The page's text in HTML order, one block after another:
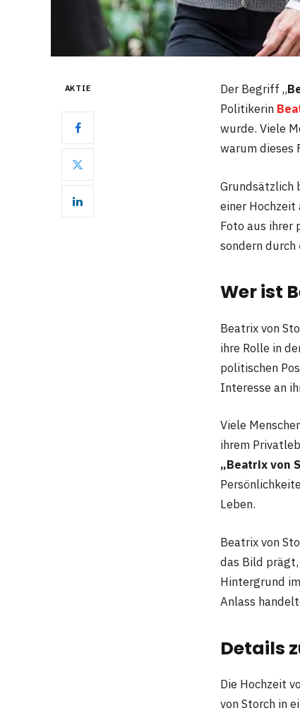
AKTIE Der Begriff „
Politikerin
wurde. Viele
warum dieses
Grundsätzlich
einer
Foto aus ihrer
sondern durch
Wer ist
Beatrix von
ihre Rolle in
politischen
Interesse an
Viele
ihrem
„Beatrix von
Leben.
Beatrix von
das Bild prägt,
Hintergrund
Anlass
Details
Die Hochzeit
von Storch in